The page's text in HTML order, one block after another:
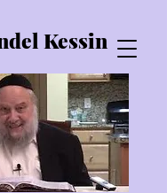
Kessin